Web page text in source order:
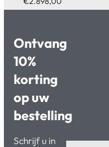
Ontvang
10%
korting
op uw
bestelling
Schrijf u in